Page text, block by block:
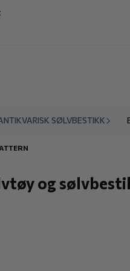
SØLVBESTIKK
og